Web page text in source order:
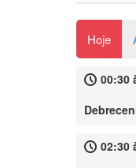
Hoje
00:30
02:30